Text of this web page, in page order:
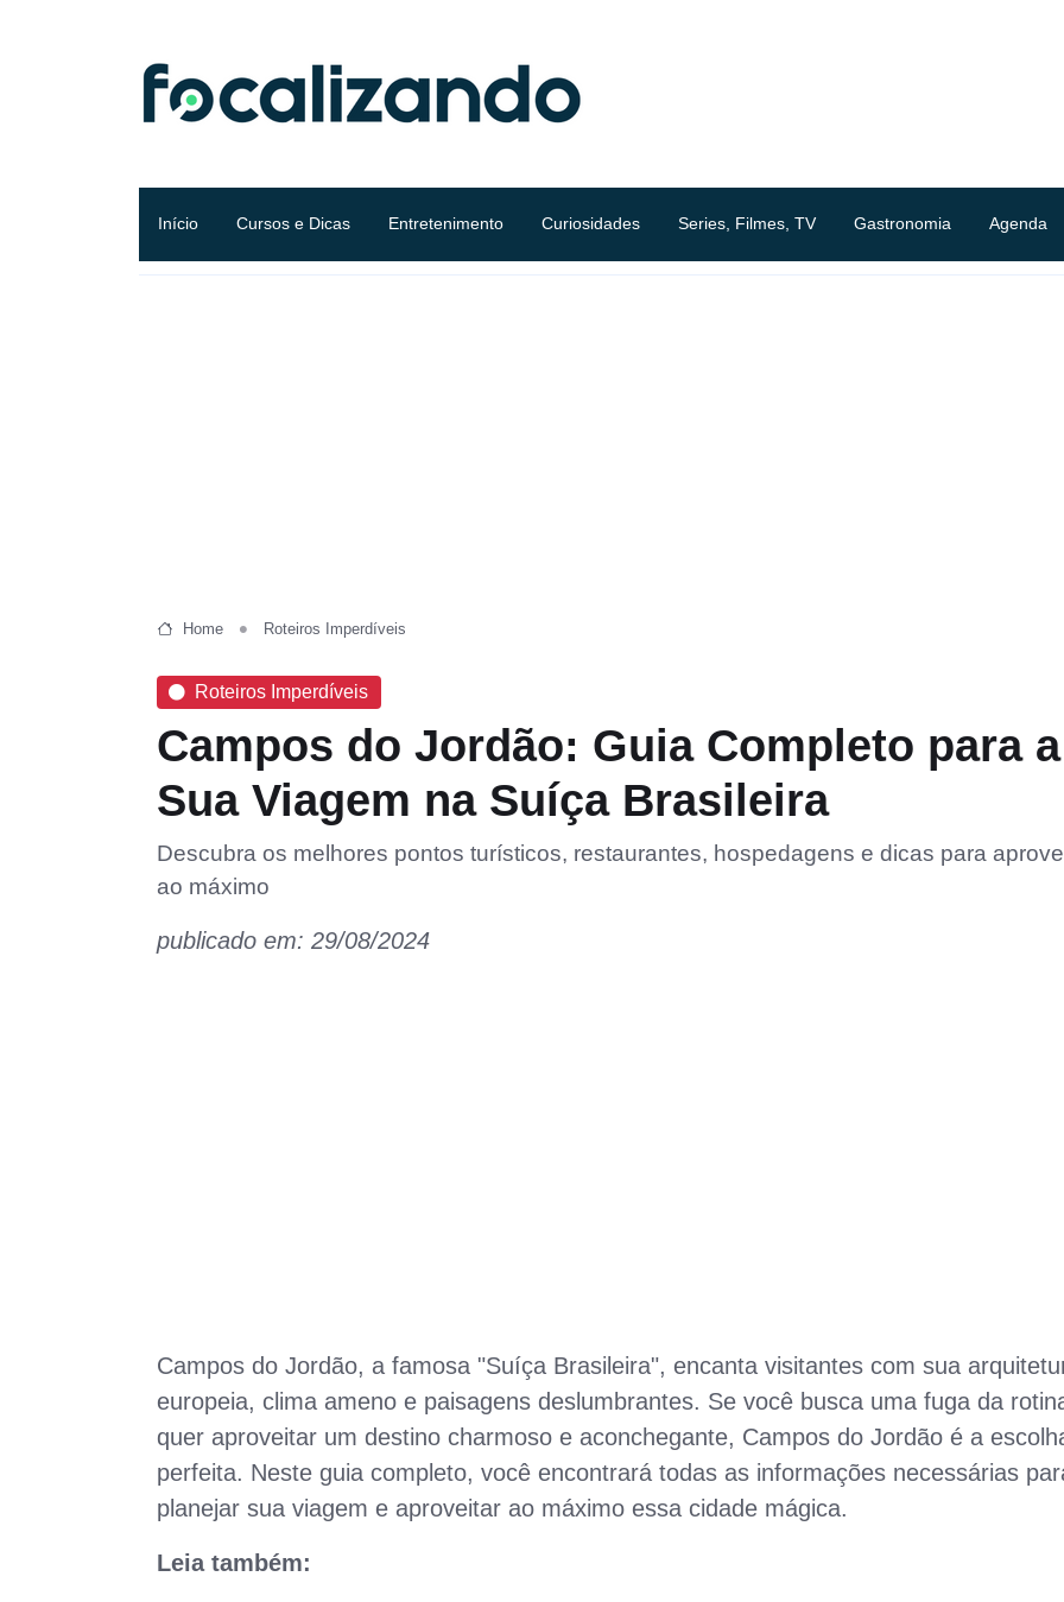
Início Cursos e Dicas Entretenimento Curiosidades Series, Filmes, TV Gastronomia Agenda
Home Roteiros Imperdíveis
Roteiros Imperdíveis
Campos do Jordão: Guia Completo para a
Sua Viagem na Suíça Brasileira
Descubra os melhores pontos turísticos, restaurantes, hospedagens e dicas para
ao máximo
publicado em: 29/08/2024
Campos do Jordão, a famosa "Suíça Brasileira", encanta visitantes com sua
europeia, clima ameno e paisagens deslumbrantes. Se você busca uma fuga da
quer aproveitar um destino charmoso e aconchegante, Campos do Jordão é a
perfeita. Neste guia completo, você encontrará todas as informações necessárias
planejar sua viagem e aproveitar ao máximo essa cidade mágica.
Leia também: